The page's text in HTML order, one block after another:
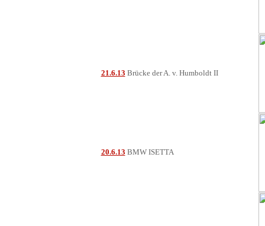
21.6.13 Brücke der A. v. Humboldt II
20.6.13 BMW ISETTA